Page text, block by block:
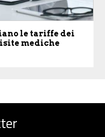
le tariffe dei
mediche